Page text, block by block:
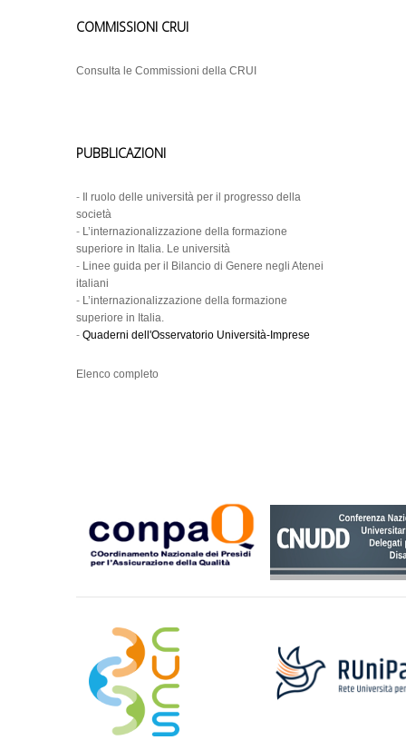
COMMISSIONI CRUI
Consulta le Commissioni della CRUI
PUBBLICAZIONI
- Il ruolo delle università per il progresso della
società
- L’internazionalizzazione della formazione
superiore in Italia. Le università
- Linee guida per il Bilancio di Genere negli Atenei
italiani
- L’internazionalizzazione della formazione
superiore in Italia.
- Quaderni dell'Osservatorio Università-Imprese
Elenco completo